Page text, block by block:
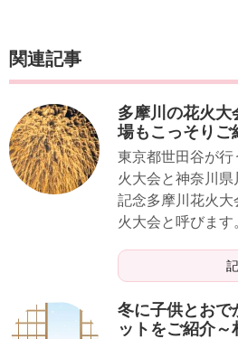
関連記事
多摩川の花火大
場もこっそりご
東京都世田谷が
火大会と神奈川県
記念多摩川花火
火大会と呼びま
冬に子供とおで
ットをご紹介～